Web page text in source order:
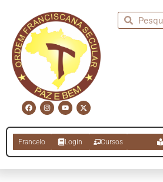
Francelo Login Cursos